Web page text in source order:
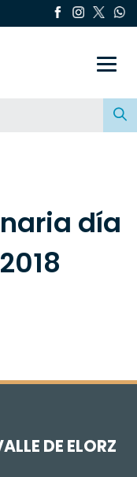
día
DE ELORZ